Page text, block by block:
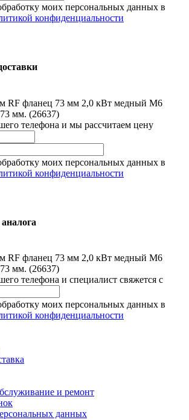
моих персональных данных в
конфиденциальности
RF фланец 73 мм 2,0 кВт медный M6
мм. (26637)
телефона и мы рассчитаем цену
моих персональных данных в
конфиденциальности
RF фланец 73 мм 2,0 кВт медный M6
мм. (26637)
телефона и специалист свяжется с
моих персональных данных в
конфиденциальности
и ремонт
данных